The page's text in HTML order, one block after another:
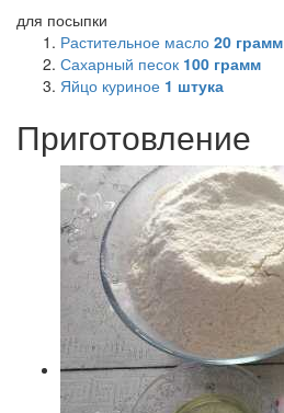
для посыпки
Растительное масло 20 грамм
Сахарный песок 100 грамм
Яйцо куриное 1 штука
Приготовление